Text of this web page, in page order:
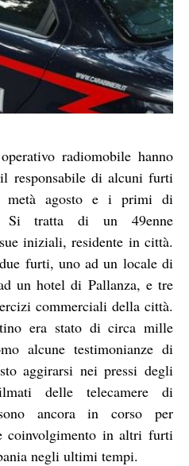
radiomobile hanno
responsabile di alcuni furti
metà agosto e i primi di
Si tratta di un 49enne
iniziali, residente in città.
furti, uno ad un locale di
un hotel di Pallanza, e tre
commerciali della città.
era stato di circa mille
alcune testimonianze di
aggirarsi nei pressi degli
delle telecamere di
ancora in corso per
coinvolgimento in altri furti
negli ultimi tempi.